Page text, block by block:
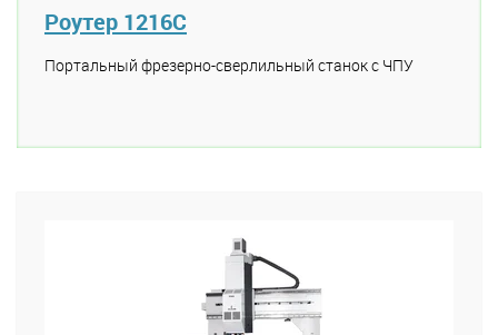
Роутер 1216C
Портальный фрезерно-сверлильный станок с ЧПУ